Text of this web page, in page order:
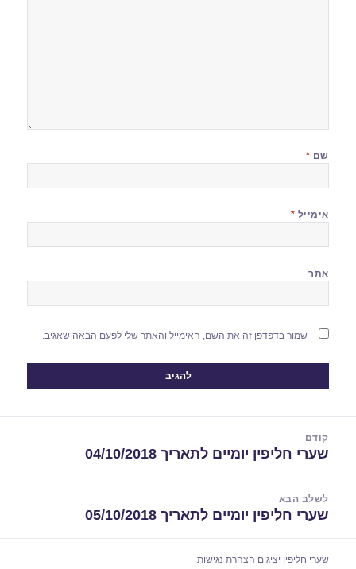
שם *
אימייל *
אתר
שמור בדפדפן זה את השם, האימייל והאתר שלי לפעם הבאה שאגיב.
קודם
הפוסט
שערי חליפין יומיים לתאריך 04/10/2018
לשלב הבא
הפוסט
שערי חליפין יומיים לתאריך 05/10/2018
שערי חליפין יציגים הצהרת נגישות